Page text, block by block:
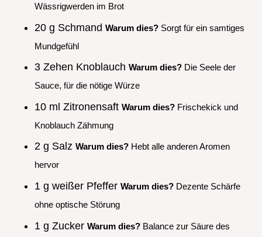
Wässrigwerden im Brot
20 g Schmand Warum dies? Sorgt für ein samtiges
Mundgefühl
3 Zehen Knoblauch Warum dies? Die Seele der
Sauce, für die nötige Würze
10 ml Zitronensaft Warum dies? Frischekick und
Knoblauch Zähmung
2 g Salz Warum dies? Hebt alle anderen Aromen
hervor
1 g weißer Pfeffer Warum dies? Dezente Schärfe
ohne optische Störung
1 g Zucker Warum dies? Balance zur Säure des